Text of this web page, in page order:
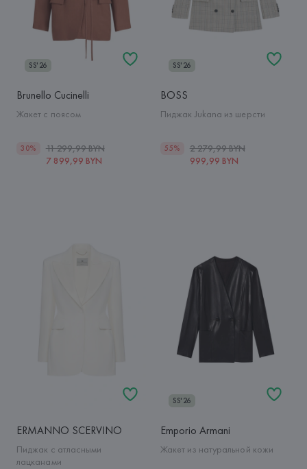
SS'26
Brunello Cucinelli
Жакет с поясом
30%
11 299,99 BYN
7 899,99 BYN
SS'26
BOSS
Пиджак Jukana из шерсти
55%
2 279,99 BYN
999,99 BYN
ERMANNO SCERVINO
Пиджак с атласными
лацканами
SS'26
Emporio Armani
Жакет из натуральной кожи